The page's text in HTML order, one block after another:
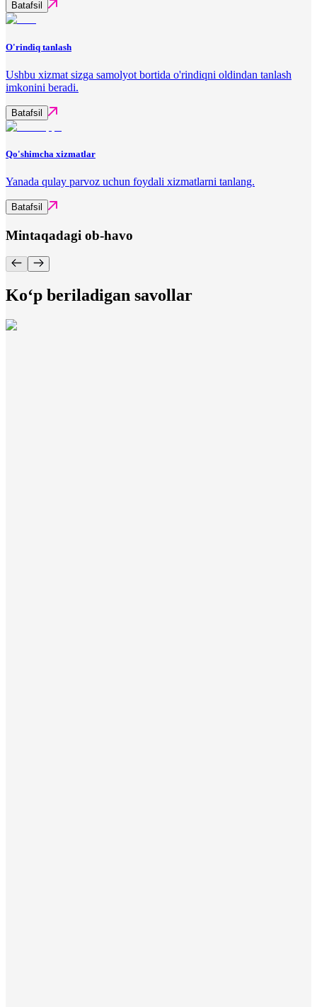
Batafsil
O'rindiq tanlash
Ushbu xizmat sizga samolyot bortida o'rindiqni oldindan tanlash
imkonini beradi.
Batafsil
Qo'shimcha xizmatlar
Yanada qulay parvoz uchun foydali xizmatlarni tanlang.
Batafsil
Mintaqadagi ob-havo
Ko‘p beriladigan savollar